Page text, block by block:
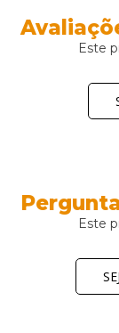
Este
Este